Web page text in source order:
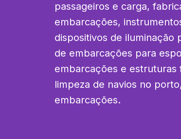
passageiros e carga,
embarcações,
dispositivos de iluminação
de embarcações para
embarcações e
limpeza de navios no
embarcações.